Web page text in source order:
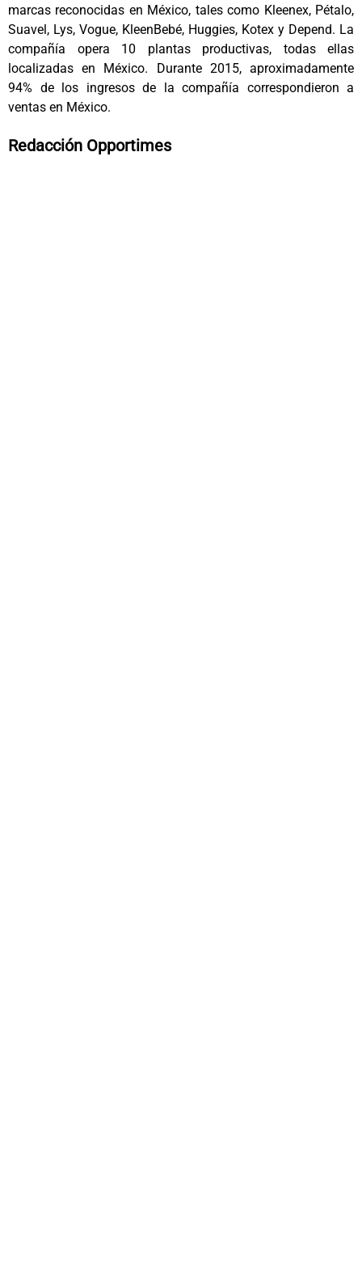
marcas reconocidas en México, tales como Kleenex, Pétalo,
Suavel, Lys, Vogue, KleenBebé, Huggies, Kotex y Depend. La
compañía opera 10 plantas productivas, todas ellas
localizadas en México. Durante 2015, aproximadamente
94% de los ingresos de la compañía correspondieron a
ventas en México.
Redacción Opportimes